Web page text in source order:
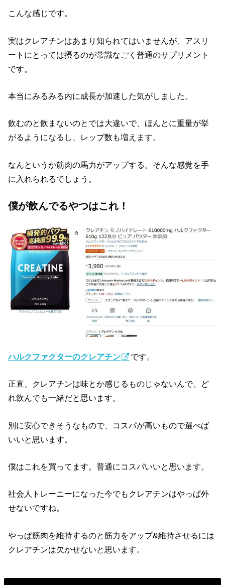
こんな感じです。
実はクレアチンはあまり知られてはいませんが、アスリ
ートにとっては摂るのが常識なごく普通のサプリメント
です。
本当にみるみる内に成長が加速した気がしました。
飲むのと飲まないのとでは大違いで、ほんとに重量が挙
がるようになるし、レップ数も増えます。
なんというか筋肉の馬力がアップする。そんな感覚を手
に入れられるでしょう。
僕が飲んでるやつはこれ！
ハルクファクターのクレアチン です。
正直、クレアチンは味とか感じるものじゃないんで、ど
れ飲んでも一緒だと思います。
別に安心できそうなもので、コスパが高いもので選べば
いいと思います。
僕はこれを買ってます。普通にコスパいいと思います。
社会人トレーニーになった今でもクレアチンはやっぱ外
せないですね。
やっぱ筋肉を維持するのと筋力をアップ&維持させるには
クレアチンは欠かせないと思います。